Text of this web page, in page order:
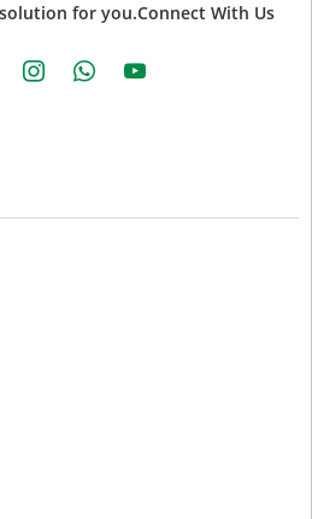
for you.Connect With Us
instagramwhatsappyoutube